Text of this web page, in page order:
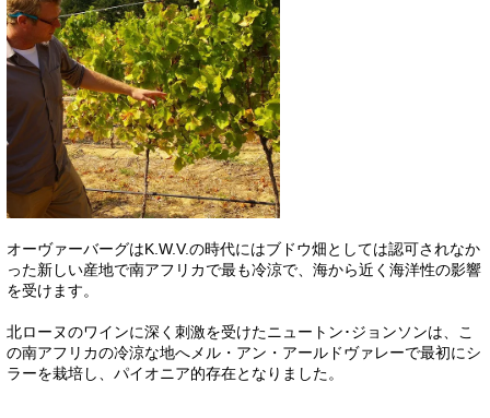
オーヴァーバーグはK.W.V.の時代にはブドウ畑としては認可されなか
った新しい産地で南アフリカで最も冷涼で、海から近く海洋性の影響
を受けます。
北ローヌのワインに深く刺激を受けたニュートン･ジョンソンは、こ
の南アフリカの冷涼な地へメル・アン・アールドヴァレーで最初にシ
ラーを栽培し、パイオニア的存在となりました。